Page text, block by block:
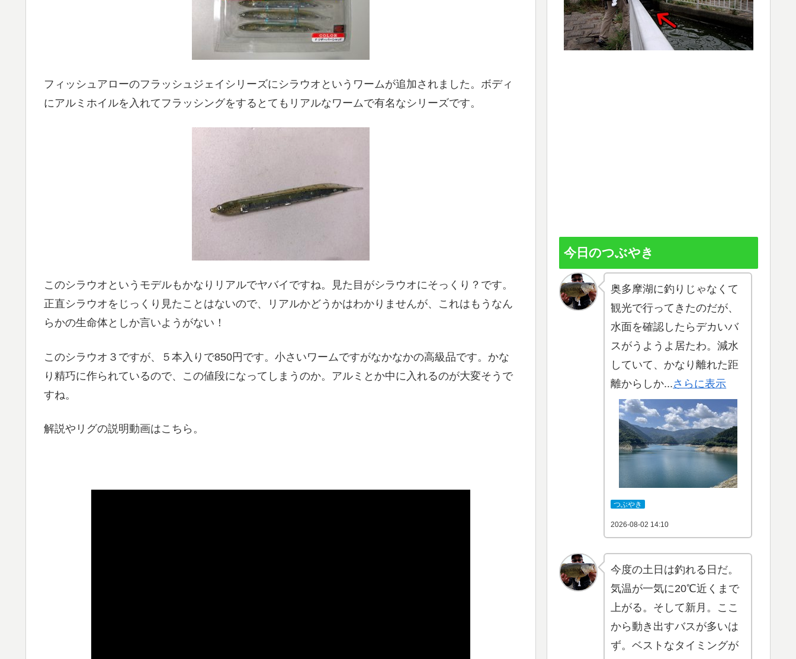
フィッシュアローのフラッシュジェイシリーズにシラウオというワームが追加されました。ボディ
にアルミホイルを入れてフラッシングをするとてもリアルなワームで有名なシリーズです。
このシラウオというモデルもかなりリアルでヤバイですね。見た目がシラウオにそっくり？です。
正直シラウオをじっくり見たことはないので、リアルかどうかはわかりませんが、これはもうなん
らかの生命体としか言いようがない！
このシラウオ３ですが、５本入りで850円です。小さいワームですがなかなかの高級品です。かな
り精巧に作られているので、この値段になってしまうのか。アルミとか中に入れるのが大変そうで
すね。
解説やリグの説明動画はこちら。
今日のつぶやき
奥多摩湖に釣りじゃなくて
観光で行ってきたのだが、
水面を確認したらデカいバ
スがうようよ居たわ。減水
していて、かなり離れた距
離からしか...さらに表示
つぶやき
2026-08-02 14:10
今度の土日は釣れる日だ。
気温が一気に20℃近くまで
上がる。そして新月。ここ
から動き出すバスが多いは
ず。ベストなタイミングが